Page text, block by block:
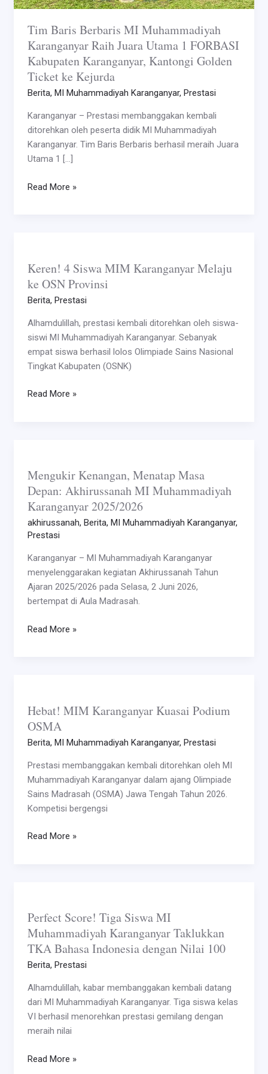
Tim Baris Berbaris MI Muhammadiyah
Karanganyar Raih Juara Utama 1 FORBASI
Kabupaten Karanganyar, Kantongi Golden
Ticket ke Kejurda
Berita, MI Muhammadiyah Karanganyar, Prestasi
Karanganyar – Prestasi membanggakan kembali
ditorehkan oleh peserta didik MI Muhammadiyah
Karanganyar. Tim Baris Berbaris berhasil meraih Juara
Utama 1 […]
1
FORBASI
Karanganyar,
Kantongi
Golden
Ticket
ke
Kejurda
Read More »
Keren! 4 Siswa MIM Karanganyar Melaju
ke OSN Provinsi
Berita, Prestasi
Alhamdulillah, prestasi kembali ditorehkan oleh siswa-
siswi MI Muhammadiyah Karanganyar. Sebanyak
empat siswa berhasil lolos Olimpiade Sains Nasional
Tingkat Kabupaten (OSNK)
Siswa
MIM
Karanganyar
ke
OSN
Provinsi
Read More »
Mengukir Kenangan, Menatap Masa
Depan: Akhirussanah MI Muhammadiyah
Karanganyar 2025/2026
akhirussanah, Berita, MI Muhammadiyah Karanganyar,
Prestasi
Karanganyar – MI Muhammadiyah Karanganyar
menyelenggarakan kegiatan Akhirussanah Tahun
Ajaran 2025/2026 pada Selasa, 2 Juni 2026,
bertempat di Aula Madrasah.
Menatap
Masa
Depan:
Akhirussanah
MI
Karanganyar
2025/2026
Read More »
Hebat! MIM Karanganyar Kuasai Podium
OSMA
Berita, MI Muhammadiyah Karanganyar, Prestasi
Prestasi membanggakan kembali ditorehkan oleh MI
Muhammadiyah Karanganyar dalam ajang Olimpiade
Sains Madrasah (OSMA) Jawa Tengah Tahun 2026.
Kompetisi bergengsi
Karanganyar
Kuasai
Podium
Read More »
Perfect Score! Tiga Siswa MI
Muhammadiyah Karanganyar Taklukkan
TKA Bahasa Indonesia dengan Nilai 100
Berita, Prestasi
Alhamdulillah, kabar membanggakan kembali datang
dari MI Muhammadiyah Karanganyar. Tiga siswa kelas
VI berhasil menorehkan prestasi gemilang dengan
meraih nilai
Tiga
Siswa
MI
Muhammadiyah
Taklukkan
TKA
Bahasa
Indonesia
Nilai
Read More »